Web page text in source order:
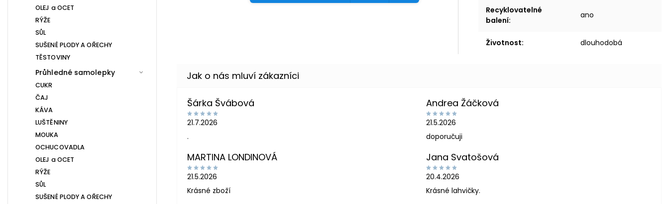
OLEJ a OCET
RÝŽE
SŮL
SUŠENÉ PLODY A OŘECHY
TĚSTOVINY
Průhledné samolepky
CUKR
ČAJ
KÁVA
LUŠTĚNINY
MOUKA
OCHUCOVADLA
OLEJ a OCET
RÝŽE
SŮL
SUŠENÉ PLODY A OŘECHY
Recyklovatelné
balení:
ano
Životnost: dlouhodobá
Šárka Švábová
21.7.2026
.
Andrea Žáčková
21.5.2026
doporučuji
MARTINA LONDINOVÁ
21.5.2026
Krásné zboží
Jana Svatošová
20.4.2026
Krásné lahvičky.